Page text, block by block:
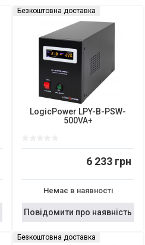
Безкоштовна доставка
LogicPower LPY-B-PSW-
500VA+
6 233 грн
Немає в наявності
Повідомити про наявність
Безкоштовна доставка